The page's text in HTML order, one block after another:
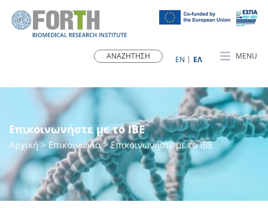
MENU
ΕN ΕΛ
Επικοινωνήστε με το ΙΒΕ
Αρχική> Επικοινωνία > Επικοινωνήστε με το ΙΒΕ